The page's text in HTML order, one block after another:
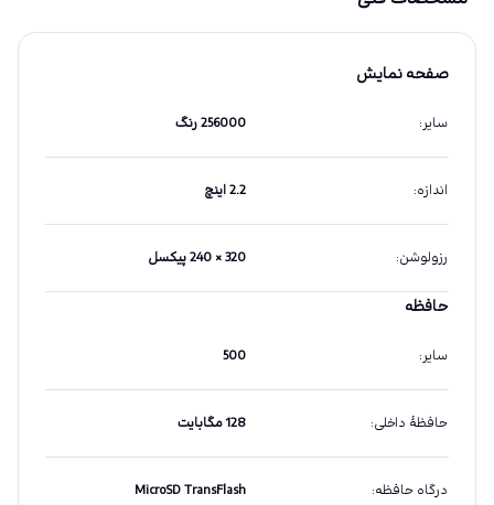
صفحه نمایش
سایر: 256000 رنگ
اندازه: 2.2 اینچ
رزولوشن: 320 × 240 پیکسل
حافظه
سایر:
500
حافظهٔ داخلی: 128 مگابایت
درگاه حافظه:
MicroSD TransFlash